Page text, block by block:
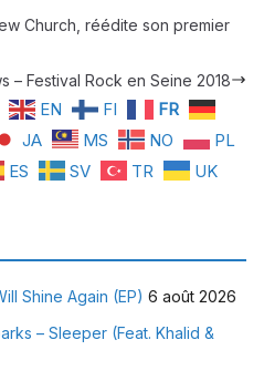
Church, réédite son premier
– Festival Rock en Seine 2018
EN FI
FR
JA MS NO
PL
ES SV TR UK
Shine Again (EP) 6 août 2026
– Sleeper (Feat. Khalid &